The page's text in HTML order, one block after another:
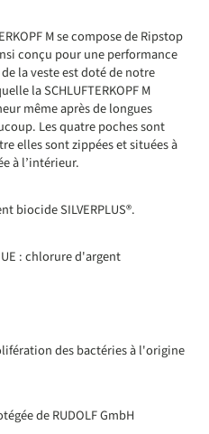
M se compose de Ripstop
conçu pour une performance
la veste est doté de notre
la SCHLUFTERKOPF M
même après de longues
Les quatre poches sont
elles sont zippées et situées à
à l’intérieur.
biocide SILVERPLUS®.
: chlorure d'argent
des bactéries à l'origine
de RUDOLF GmbH